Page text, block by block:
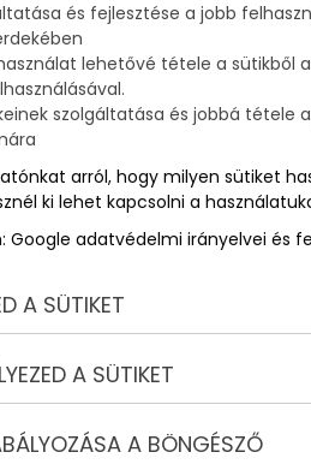
és fejlesztése a jobb
lehetővé tétele a sütikből
szolgáltatása és jobbá tétele
arról, hogy milyen sütiket
ki lehet kapcsolni a
Google adatvédelmi irányelvei és
A SÜTIKET
A SÜTIKET
A BÖNGÉSZŐ